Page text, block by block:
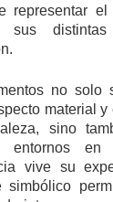
representar
no solo
material y
sino
entornos
vive su
simbólico